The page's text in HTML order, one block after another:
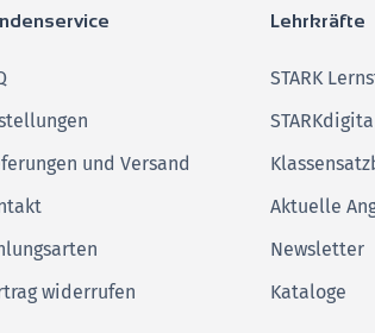
und Versand
widerrufen
Lehrkräfte
STARK
Aktuelle
Newsletter
Kataloge